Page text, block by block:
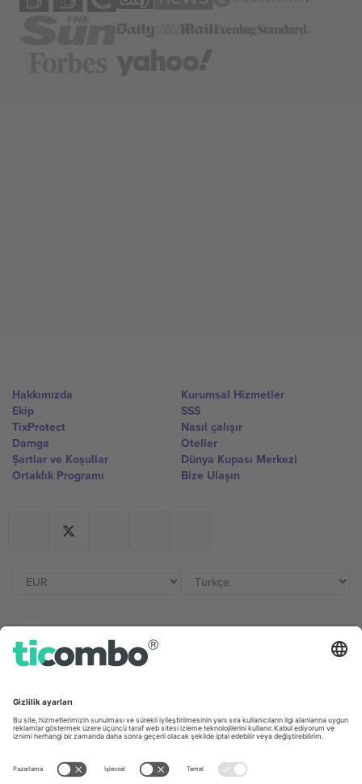
Hakkımızda
Ekip
TixProtect
Damga
Şartlar ve Koşullar
Ortaklık Programı
Kurumsal Hizmetler
SSS
Nasıl çalışır
Oteller
Dünya Kupası Merkezi
Bize Ulaşın
Ofisler ve Destek
Unter den Linden 24, 10117
Berlin, Germany
London, EC1V 1AW, United
Kingdom
United States
Switzerland